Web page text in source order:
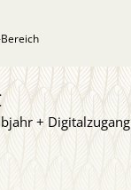
+ Digitalzugang